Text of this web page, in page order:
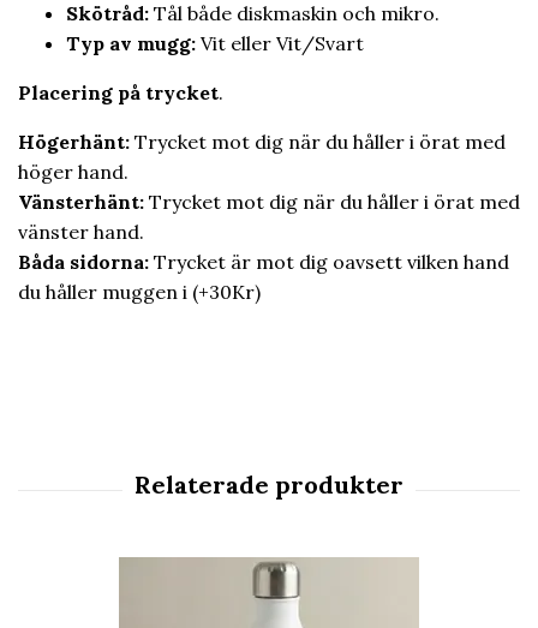
Skötråd: Tål både diskmaskin och mikro.
Typ av mugg: Vit eller Vit/Svart
Placering på trycket.
Högerhänt: Trycket mot dig när du håller i örat med
höger hand.
Vänsterhänt: Trycket mot dig när du håller i örat med
vänster hand.
Båda sidorna: Trycket är mot dig oavsett vilken hand
du håller muggen i (+30Kr)